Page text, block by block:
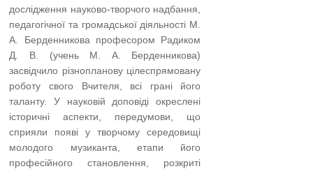
дослідження науково-творчого надбання,
педагогічної та громадської діяльності М.
А. Берденникова професором Радиком
Д. В. (учень М. А. Берденникова)
засвідчило різнопланову цілеспрямовану
роботу свого Вчителя, всі грані його
таланту. У науковій доповіді окреслені
історичні аспекти, передумови, що
сприяли появі у творчому середовищі
молодого музиканта, етапи його
професійного становлення, розкриті